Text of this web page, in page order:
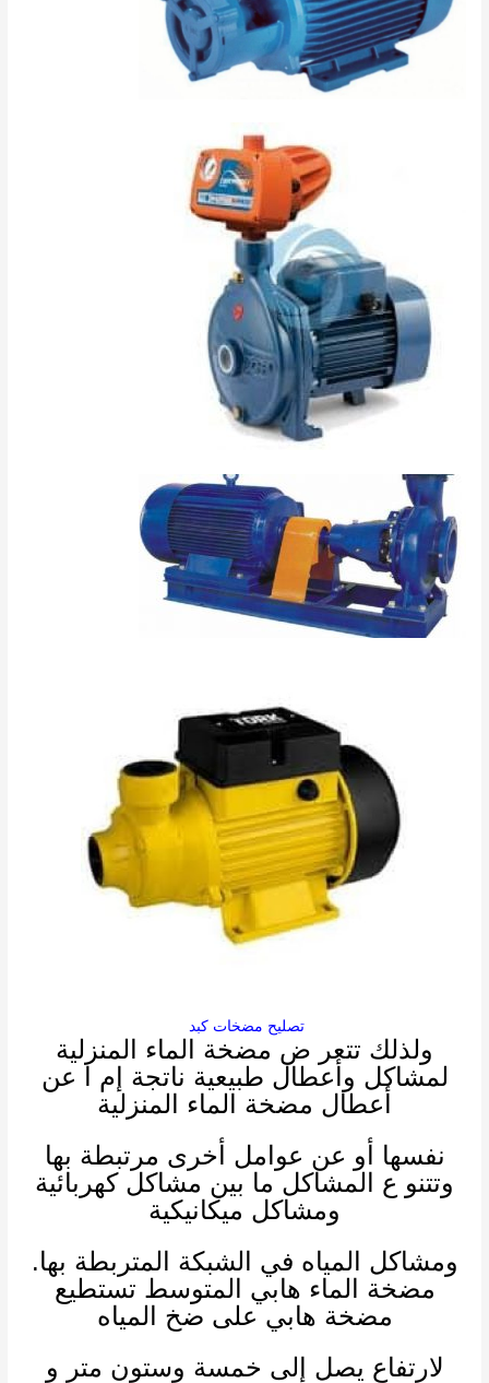
تصليح مضخات كبد
ولذلك تتعر ض مضخة الماء المنزلية
لمشاكل وأعطال طبيعية ناتجة إم ا عن
أعطال مضخة الماء المنزلية
نفسها أو عن عوامل أخرى مرتبطة بها
وتتنو ع المشاكل ما بين مشاكل كهربائية
ومشاكل ميكانيكية
ومشاكل المياه في الشبكة المتربطة بها.
مضخة الماء هابي المتوسط تستطيع
مضخة هابي على ضخ المياه
لارتفاع يصل إلى خمسة وستون متر و